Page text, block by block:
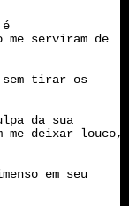
serviram de
sem tirar os
da sua
me deixar louco,
em seu